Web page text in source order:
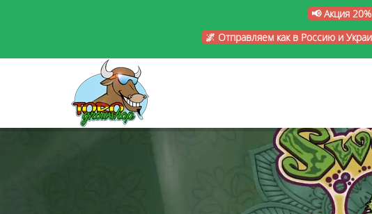
📢 Акция
🌌 Отправляем как в Россию и